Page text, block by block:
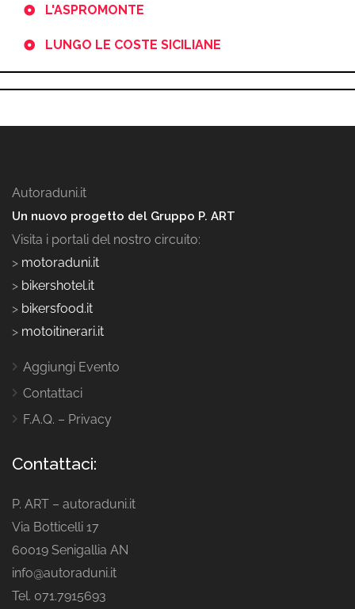
L'ASPROMONTE
LUNGO LE COSTE SICILIANE
Autoraduni.it
Un nuovo progetto del Gruppo P. ART
Visita i portali del nostro circuito:
> motoraduni.it
> bikershotel.it
> bikersfood.it
> motoitinerari.it
Aggiungi Evento
Contattaci
F.A.Q. – Privacy
Contattaci:
P. ART – autoraduni.it
Via Botticelli 17
60019 Senigallia AN
info@autoraduni.it
Tel. 071.7915693